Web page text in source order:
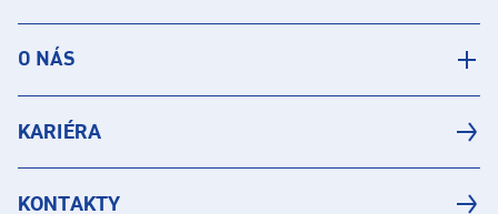
O NÁS
KARIÉRA
KONTAKTY